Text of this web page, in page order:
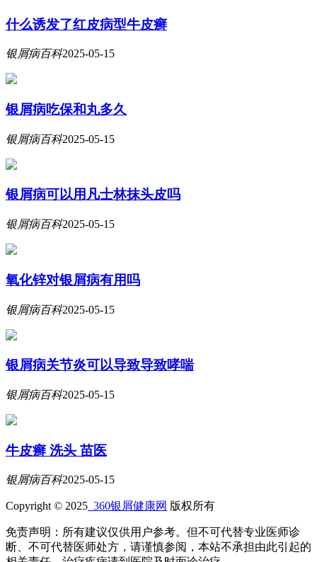
什么诱发了红皮病型牛皮癣
银屑病百科2025-05-15
银屑病吃保和丸多久
银屑病百科2025-05-15
银屑病可以用凡士林抹头皮吗
银屑病百科2025-05-15
氧化锌对银屑病有用吗
银屑病百科2025-05-15
银屑病关节炎可以导致导致哮喘
银屑病百科2025-05-15
牛皮癣 洗头 苗医
银屑病百科2025-05-15
Copyright © 2025 360银屑健康网 版权所有
免责声明：所有建议仅供用户参考。但不可代替专业医师诊
断、不可代替医师处方，请谨慎参阅，本站不承担由此引起的